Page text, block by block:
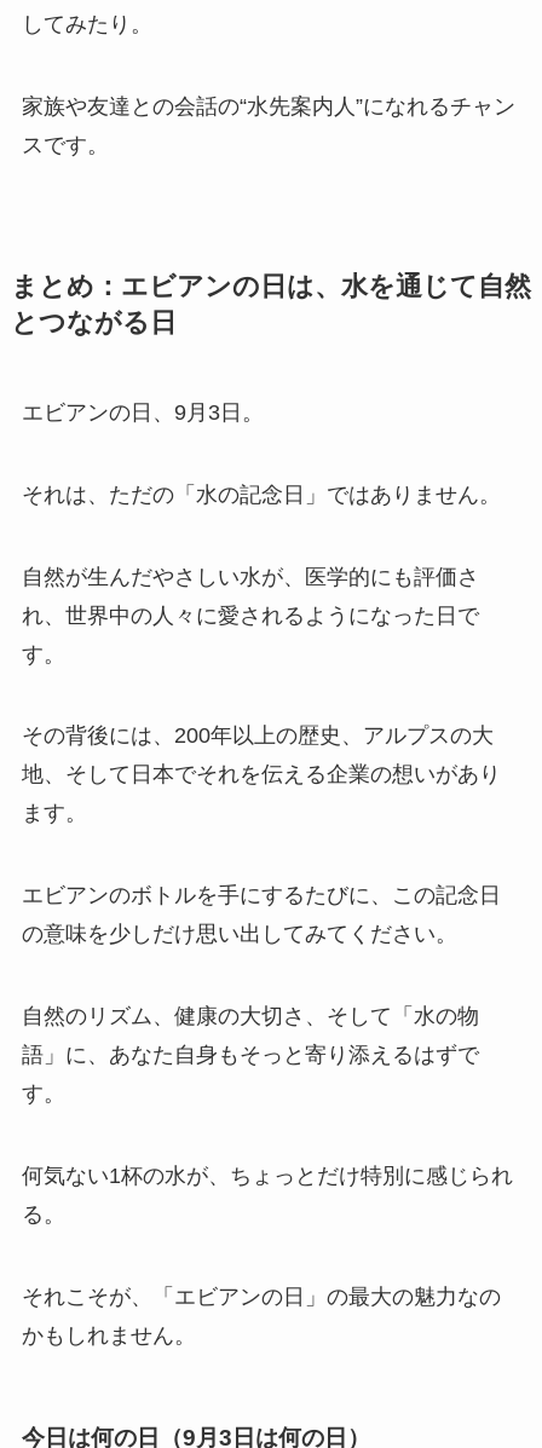
してみたり。
家族や友達との会話の“水先案内人”になれるチャン
スです。
まとめ：エビアンの日は、水を通じて自然
とつながる日
エビアンの日、9月3日。
それは、ただの「水の記念日」ではありません。
自然が生んだやさしい水が、医学的にも評価さ
れ、世界中の人々に愛されるようになった日で
す。
その背後には、200年以上の歴史、アルプスの大
地、そして日本でそれを伝える企業の想いがあり
ます。
エビアンのボトルを手にするたびに、この記念日
の意味を少しだけ思い出してみてください。
自然のリズム、健康の大切さ、そして「水の物
語」に、あなた自身もそっと寄り添えるはずで
す。
何気ない1杯の水が、ちょっとだけ特別に感じられ
る。
それこそが、「エビアンの日」の最大の魅力なの
かもしれません。
今日は何の日（9月3日は何の日）